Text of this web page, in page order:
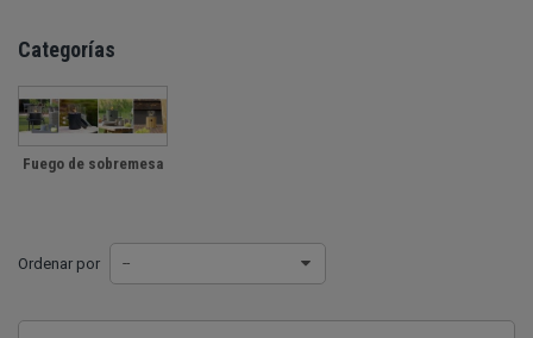
Categorías
Fuego de sobremesa
Ordenar por --